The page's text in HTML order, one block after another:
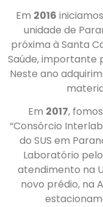
Em 2016
unidade de
próxima à Santa
Saúde, importante
Neste ano
Em 2017,
“Consórcio
do SUS em
Laboratório
atendimento na
novo prédio, na